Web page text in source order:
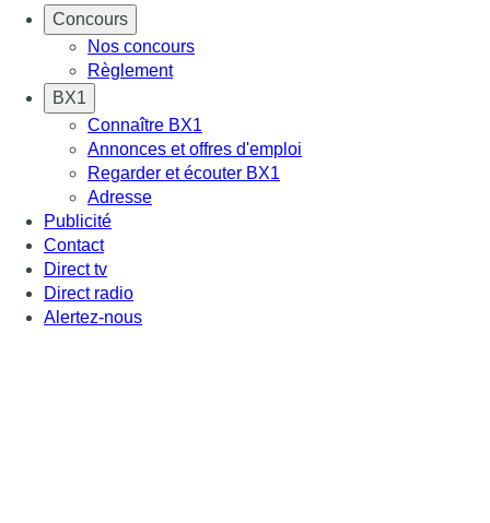
Concours
Nos concours
Règlement
BX1
Connaître BX1
Annonces et offres d'emploi
Regarder et écouter BX1
Adresse
Publicité
Contact
Direct tv
Direct radio
Alertez-nous